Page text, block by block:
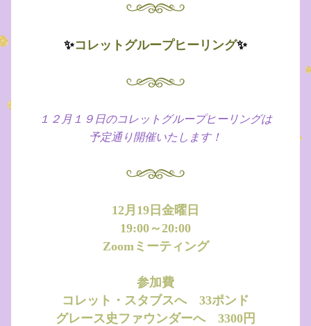
✨コレットグループヒーリング✨
１２月１９日のコレットグループヒーリングは
予定通り開催いたします！
12月19日金曜日
19:00～20:00
Zoomミーティング
参加費
コレット・スタブスへ　33ポンド
グレース史ファウンダーへ　3300円